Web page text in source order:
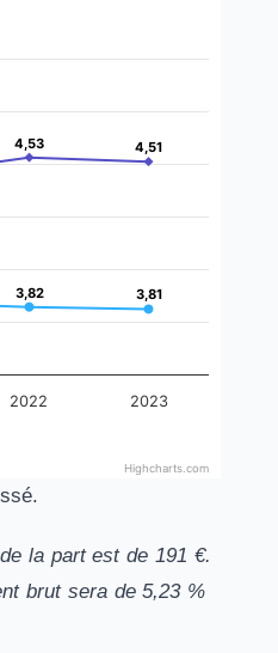
3,82
3,82 3,81
3,81
4,53
4,53 4,51
4,51
2022 2023
Highcharts.com
la part est de 191 €.
brut sera de 5,23 %